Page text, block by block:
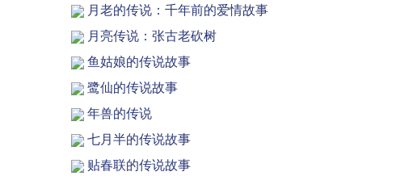
月老的传说：千年前的爱情故事
月亮传说：张古老砍树
鱼姑娘的传说故事
鹭仙的传说故事
年兽的传说
七月半的传说故事
贴春联的传说故事